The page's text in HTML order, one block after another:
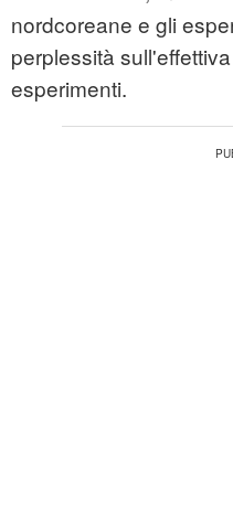
nordcoreane e gli
perplessità
esperimenti.